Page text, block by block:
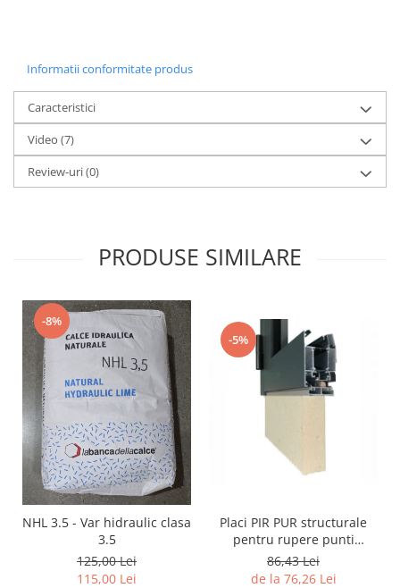
Informatii conformitate produs
Caracteristici
Video (7)
Review-uri(0)
PRODUSE SIMILARE
-8%
NHL 3.5 - Var hidraulic clasa
3.5
125,00 Lei
115,00 Lei
-5%
Placi PIR PUR structurale
pentru rupere punti
termice tamplarie
86,43 Lei
de la 76,26 Lei